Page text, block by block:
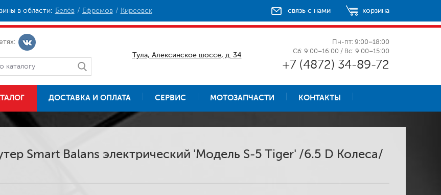
в области: Белёв Ефремов Киреевск корзина
связь с нами
Тула, Алексинское шоссе, д. 34
Пн-пт: 9:00–18:00
Сб: 9:00–16:00 / Вс: 9:00–15:00
+7 (4872) 34-89-72
ДОСТАВКА И ОПЛАТА СЕРВИС МОТОЗАПЧАСТИ КОНТАКТЫ
Smart Balans электрический 'Модель S-5 Tiger' /6.5 D Колеса/